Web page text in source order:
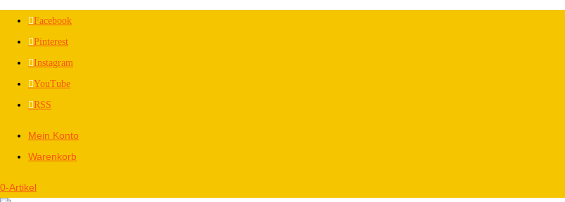
Facebook
Pinterest
Instagram
YouTube
RSS
Mein Konto
Warenkorb
0-Artikel